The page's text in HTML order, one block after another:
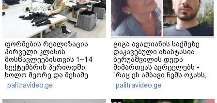
ფორმების რეალიზაცია
პირველი კლასის
მოსწავლეებისთვის 1–14
სექტემბრის პერიოდში,
ხოლო მეორე და მესამე
ეტაპებზე...
palitravideo.ge
გიგა ავალიანის საქმეზე
დაკავებული ანასტასია
ბერუაშვილის დედა
მიმართვას ავრცელებს -
"რაც ეს ამბავი ჩემს ოჯახს,
ჩემს ანასტასიას გადახდა
თავს, მის მერე მე მე არ
ვარ"
palitravideo.ge